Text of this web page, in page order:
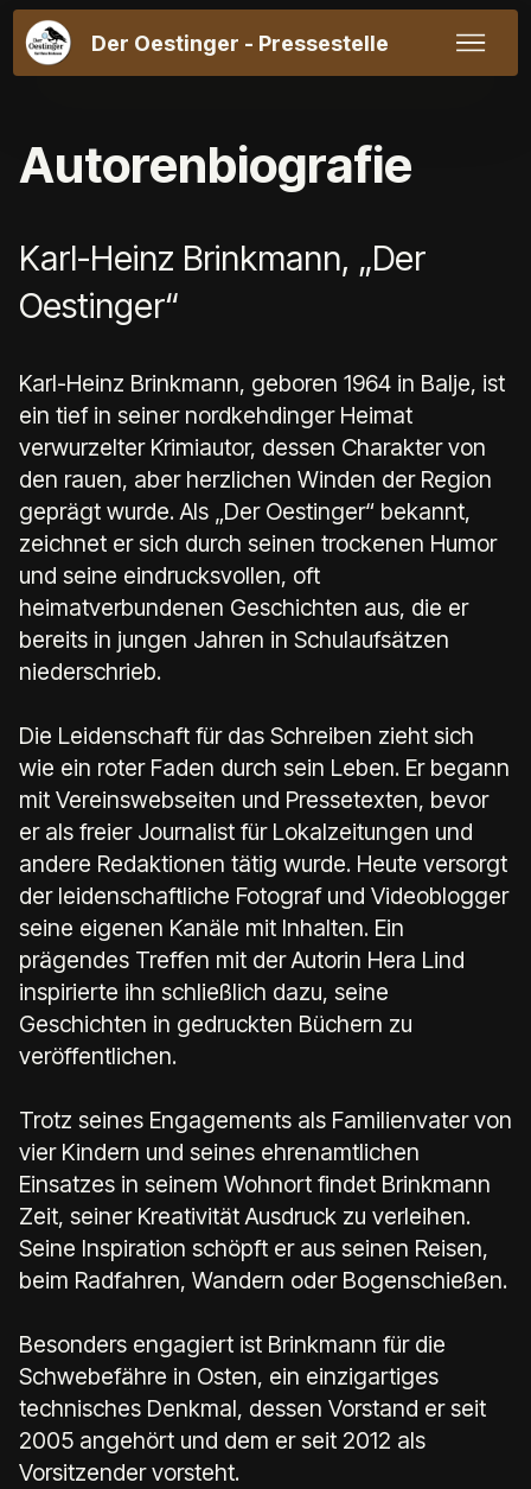
Der Oestinger - Pressestelle
Autorenbiografie
Karl-Heinz Brinkmann, „Der
Oestinger“
Karl-Heinz Brinkmann, geboren 1964 in Balje, ist
ein tief in seiner nordkehdinger Heimat
verwurzelter Krimiautor, dessen Charakter von
den rauen, aber herzlichen Winden der Region
geprägt wurde. Als „Der Oestinger“ bekannt,
zeichnet er sich durch seinen trockenen Humor
und seine eindrucksvollen, oft
heimatverbundenen Geschichten aus, die er
bereits in jungen Jahren in Schulaufsätzen
niederschrieb.
Die Leidenschaft für das Schreiben zieht sich
wie ein roter Faden durch sein Leben. Er begann
mit Vereinswebseiten und Pressetexten, bevor
er als freier Journalist für Lokalzeitungen und
andere Redaktionen tätig wurde. Heute versorgt
der leidenschaftliche Fotograf und Videoblogger
seine eigenen Kanäle mit Inhalten. Ein
prägendes Treffen mit der Autorin Hera Lind
inspirierte ihn schließlich dazu, seine
Geschichten in gedruckten Büchern zu
veröffentlichen.
Trotz seines Engagements als Familienvater von
vier Kindern und seines ehrenamtlichen
Einsatzes in seinem Wohnort findet Brinkmann
Zeit, seiner Kreativität Ausdruck zu verleihen.
Seine Inspiration schöpft er aus seinen Reisen,
beim Radfahren, Wandern oder Bogenschießen.
Besonders engagiert ist Brinkmann für die
Schwebefähre in Osten, ein einzigartiges
technisches Denkmal, dessen Vorstand er seit
2005 angehört und dem er seit 2012 als
Vorsitzender vorsteht.